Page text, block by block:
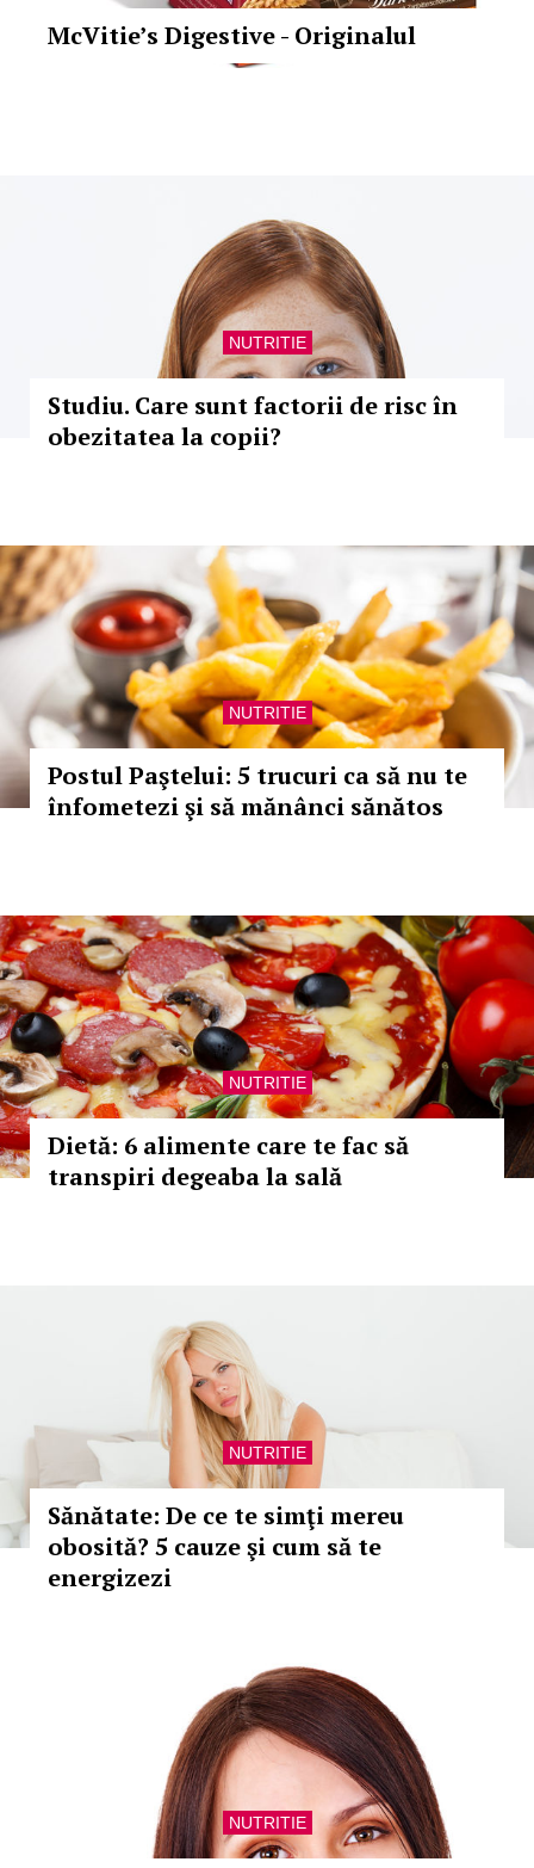
McVitie’s Digestive - Originalul
NUTRITIE
Studiu. Care sunt factorii de risc în
obezitatea la copii?
NUTRITIE
Postul Paştelui: 5 trucuri ca să nu te
înfometezi şi să mănânci sănătos
NUTRITIE
Dietă: 6 alimente care te fac să
transpiri degeaba la sală
NUTRITIE
Sănătate: De ce te simţi mereu
obosită? 5 cauze şi cum să te
energizezi
NUTRITIE